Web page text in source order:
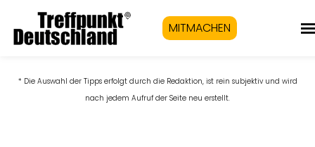
MITMACHEN
* Die Auswahl der Tipps erfolgt durch die Redaktion, ist rein subjektiv und wird
nach jedem Aufruf der Seite neu erstellt.